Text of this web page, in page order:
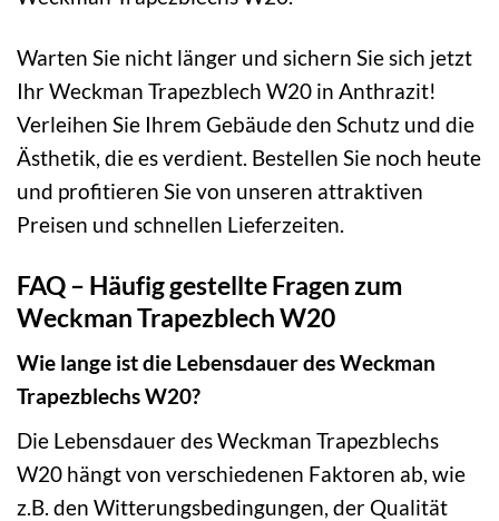
Warten Sie nicht länger und sichern Sie sich jetzt
Ihr Weckman Trapezblech W20 in Anthrazit!
Verleihen Sie Ihrem Gebäude den Schutz und die
Ästhetik, die es verdient. Bestellen Sie noch heute
und profitieren Sie von unseren attraktiven
Preisen und schnellen Lieferzeiten.
FAQ – Häufig gestellte Fragen zum
Weckman Trapezblech W20
Wie lange ist die Lebensdauer des Weckman
Trapezblechs W20?
Die Lebensdauer des Weckman Trapezblechs
W20 hängt von verschiedenen Faktoren ab, wie
z.B. den Witterungsbedingungen, der Qualität